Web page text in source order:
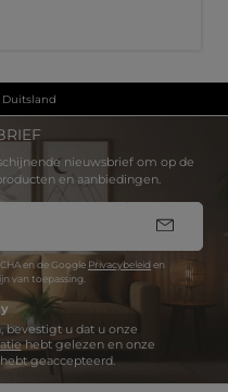
nieuwsbrief om op de
en aanbiedingen.
en de Google Privacybeleid en
van toepassing.
geaccepteerd.